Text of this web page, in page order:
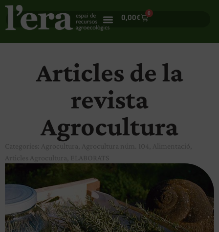
0,00€
0
Articles de la
revista
Agrocultura